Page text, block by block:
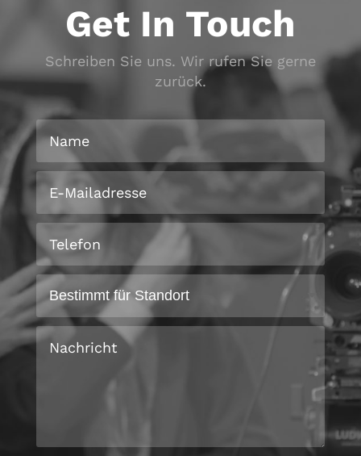
Get In Touch
Schreiben Sie uns. Wir rufen Sie gerne
zurück.